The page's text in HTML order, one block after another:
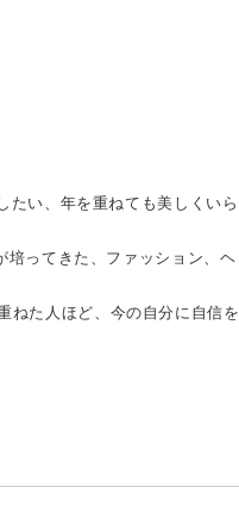
たい、年を重ねても美しくいら
ってきた、ファッション、ヘ
ねた人ほど、今の自分に自信を